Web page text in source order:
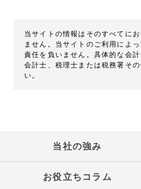
当サイトの情報はそのすべてに
ません。当サイトのご利用によ
責任を負いません。具体的な会
会計士、税理士または税務署そ
い。
当社の強み
お役立ちコラム